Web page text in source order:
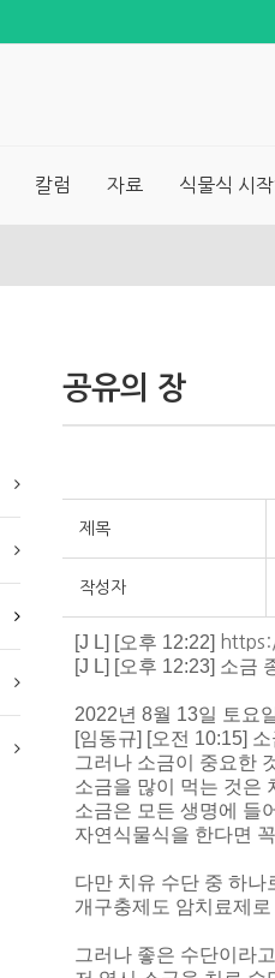
칼럼 자료 식물식 시작
공유의 장
제목
작성자
[J L] [오후 12:22]
[J L] [오후 12:23] 소금
2022년 8월 13일 토요
[임동규] [오전 10:15]
그러나 소금이 중요한
소금을 많이 먹는 것은
소금은 모든 생명에 들
자연식물식을 한다면
다만 치유 수단 중 하나
개구충제도 암치료제
그러나 좋은 수단이라